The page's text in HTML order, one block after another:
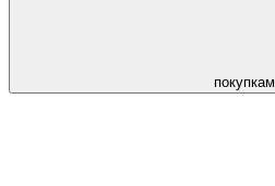
покупкам